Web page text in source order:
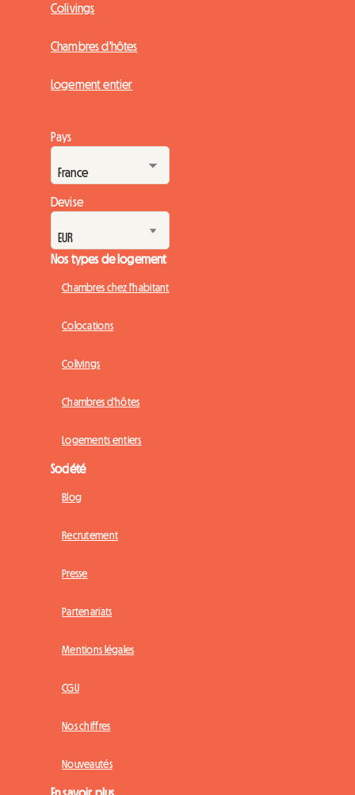
Colivings
Chambres d'hôtes
Logement entier
Pays
Devise
Nos types de logement
Chambres chez l'habitant
Colocations
Colivings
Chambres d'hôtes
Logements entiers
Société
Blog
Recrutement
Presse
Partenariats
Mentions légales
CGU
Nos chiffres
Nouveautés
En savoir plus